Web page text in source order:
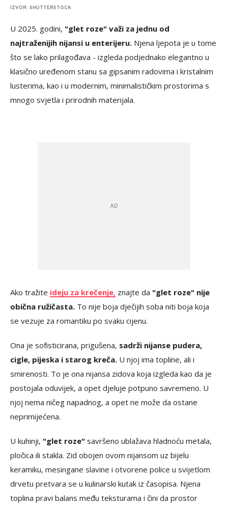
IZVOR: SHUTTERSTOCK
U 2025. godini, "glet roze" važi za jednu od
najtraženijih nijansi u enterijeru. Njena ljepota je u tome
što se lako prilagođava - izgleda podjednako elegantno u
klasično uređenom stanu sa gipsanim radovima i kristalnim
lusterima, kao i u modernim, minimalističkim prostorima s
mnogo svjetla i prirodnih materijala.
Ako tražite ideju za krečenje, znajte da "glet roze" nije
obična ružičasta. To nije boja dječijih soba niti boja koja
se vezuje za romantiku po svaku cijenu.
Ona je sofisticirana, prigušena, sadrži nijanse pudera,
cigle, pijeska i starog kreča. U njoj ima topline, ali i
smirenosti. To je ona nijansa zidova koja izgleda kao da je
postojala oduvijek, a opet djeluje potpuno savremeno. U
njoj nema ničeg napadnog, a opet ne može da ostane
neprimijećena.
U kuhinji, "glet roze" savršeno ublažava hladnoću metala,
pločica ili stakla. Zid obojen ovom nijansom uz bijelu
keramiku, mesingane slavine i otvorene police u svijetlom
drvetu pretvara se u kulinarski kutak iz časopisa. Njena
toplina pravi balans među teksturama i čini da prostor